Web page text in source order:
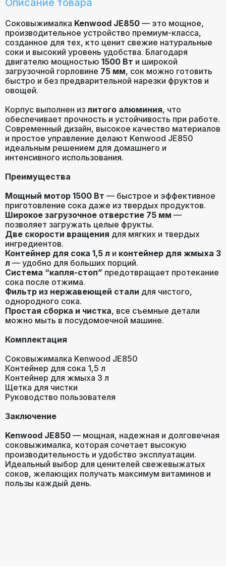
Соковыжималка Kenwood JE850 — это мощное,
производительное устройство премиум-класса,
созданное для тех, кто ценит свежие натуральные
соки и высокий уровень удобства. Благодаря
двигателю мощностью 1500 Вт и широкой
загрузочной горловине 75 мм, сок можно готовить
быстро и без предварительной нарезки фруктов и
овощей.
Корпус выполнен из литого алюминия, что
обеспечивает прочность и устойчивость при работе.
Современный дизайн, высокое качество материалов
и простое управление делают Kenwood JE850
идеальным решением для домашнего и
интенсивного использования.
Преимущества
Мощный мотор 1500 Вт — быстрое и эффективное
приготовление сока даже из твердых продуктов.
Широкое загрузочное отверстие 75 мм —
позволяет загружать целые фрукты.
Две скорости вращения для мягких и твердых
ингредиентов.
Контейнер для сока 1,5 л и контейнер для жмыха 3
л — удобно для больших порций.
Система “капля-стоп” предотвращает протекание
сока после отжима.
Фильтр из нержавеющей стали для чистого,
однородного сока.
Простая сборка и чистка, все съемные детали
можно мыть в посудомоечной машине.
Комплектация
Соковыжималка Kenwood JE850
Контейнер для сока 1,5 л
Контейнер для жмыха 3 л
Щетка для чистки
Руководство пользователя
Заключение
Kenwood JE850 — мощная, надежная и долговечная
соковыжималка, которая сочетает высокую
производительность и удобство эксплуатации.
Идеальный выбор для ценителей свежевыжатых
соков, желающих получать максимум витаминов и
пользы каждый день.